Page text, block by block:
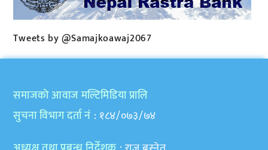
Tweets by @Samajkoawaj2067
समाजकाे आवाज मल्टिमिडिया प्रालि
सुचना विभाग दर्ता नं : १८४/०७३/७४